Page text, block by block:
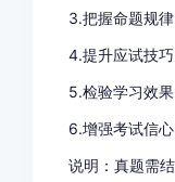
3.把握命题规
4.提升应试技
5.检验学习效
6.增强考试信
说明：真题需